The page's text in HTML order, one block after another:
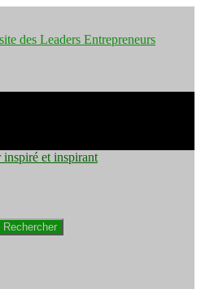
Pourquoi
et inspirant